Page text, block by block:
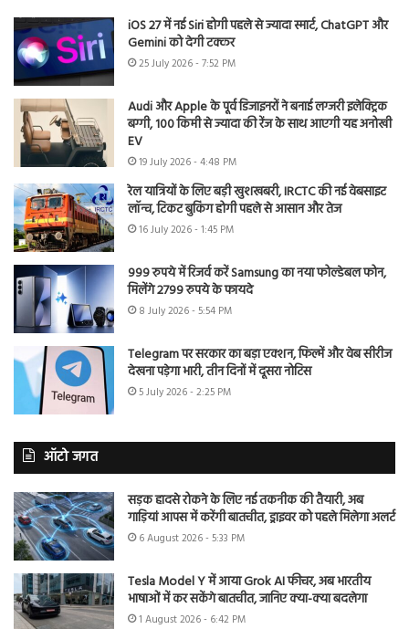
iOS 27 में नई Siri होगी पहले से ज्यादा स्मार्ट, ChatGPT और
Gemini को देगी टक्कर
25 July 2026 - 7:52 PM
Audi और Apple के पूर्व डिजाइनरों ने बनाई लग्जरी इलेक्ट्रिक
बग्गी, 100 किमी से ज्यादा की रेंज के साथ आएगी यह अनोखी
EV
19 July 2026 - 4:48 PM
रेल यात्रियों के लिए बड़ी खुशखबरी, IRCTC की नई वेबसाइट
लॉन्च, टिकट बुकिंग होगी पहले से आसान और तेज
16 July 2026 - 1:45 PM
999 रुपये में रिजर्व करें Samsung का नया फोल्डेबल फोन,
मिलेंगे 2799 रुपये के फायदे
8 July 2026 - 5:54 PM
Telegram पर सरकार का बड़ा एक्शन, फिल्में और वेब सीरीज
देखना पड़ेगा भारी, तीन दिनों में दूसरा नोटिस
5 July 2026 - 2:25 PM
ऑटो जगत
सड़क हादसे रोकने के लिए नई तकनीक की तैयारी, अब
गाड़ियां आपस में करेंगी बातचीत, ड्राइवर को पहले मिलेगा अलर्ट
6 August 2026 - 5:33 PM
Tesla Model Y में आया Grok AI फीचर, अब भारतीय
भाषाओं में कर सकेंगे बातचीत, जानिए क्या-क्या बदलेगा
1 August 2026 - 6:42 PM